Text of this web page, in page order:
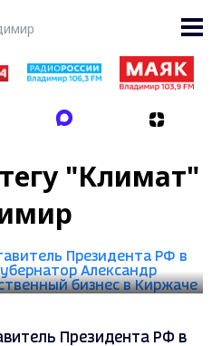
"Климат"
Президента РФ в